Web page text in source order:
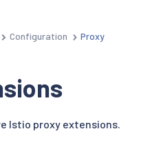
Configuration
Proxy
Istio proxy extensions.